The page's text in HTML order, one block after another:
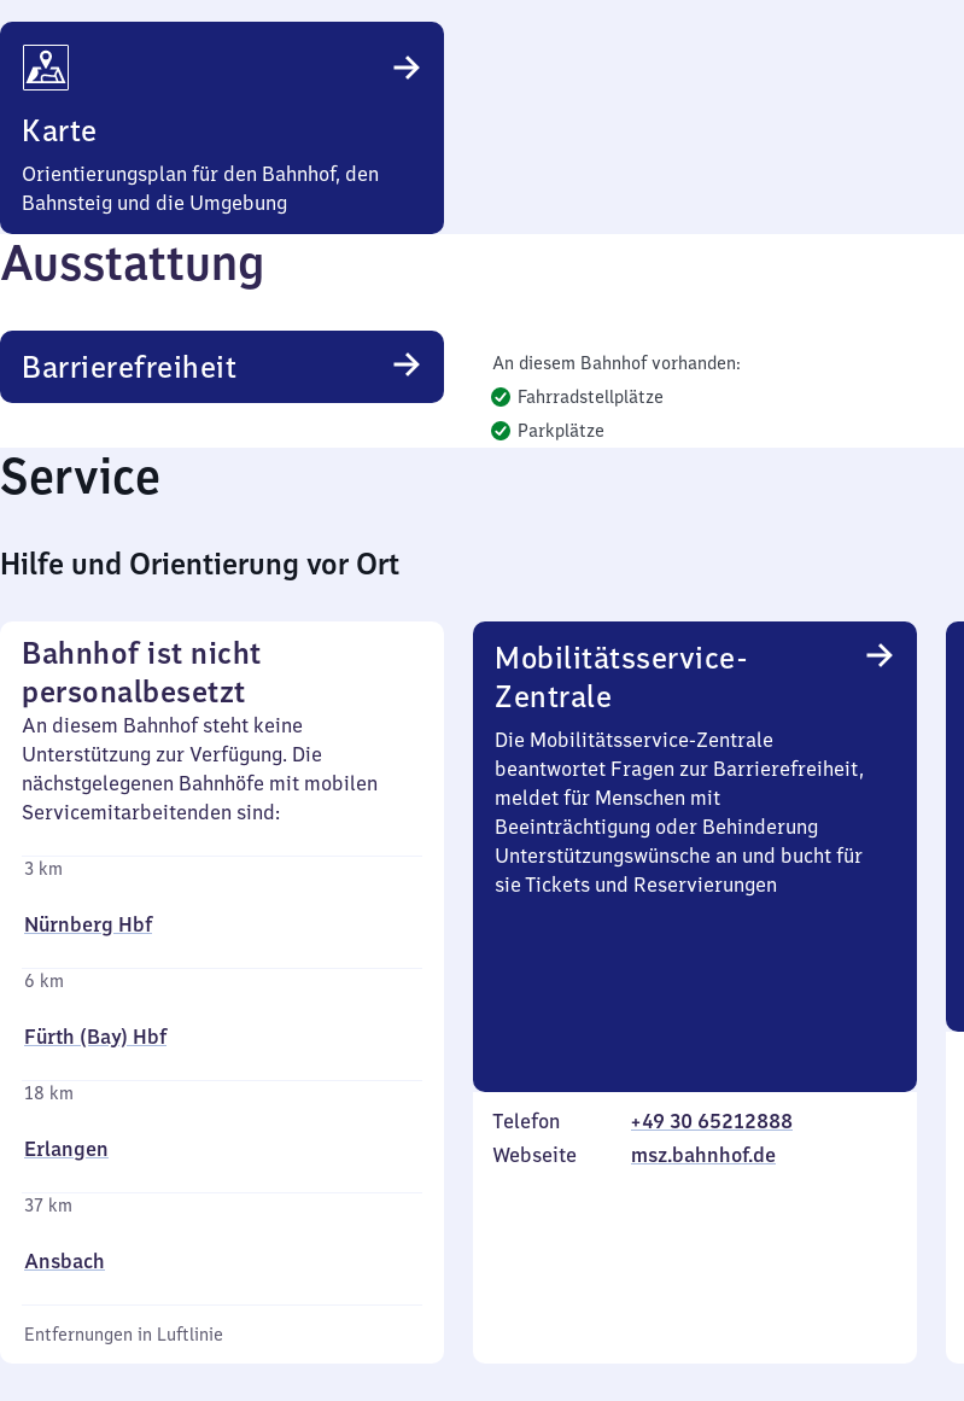
Karte
Orientierungsplan für den Bahnhof, den
Bahnsteig und die Umgebung
Ausstattung
Barrierefreiheit
An diesem Bahnhof vorhanden:
Fahrradstellplätze
Parkplätze
Service
Hilfe und Orientierung vor Ort
Bahnhof ist nicht
personalbesetzt
An diesem Bahnhof steht keine
Unterstützung zur Verfügung. Die
nächstgelegenen Bahnhöfe mit mobilen
Servicemitarbeitenden sind:
3 km
Nürnberg Hbf
6 km
Fürth (Bay) Hbf
18 km
Erlangen
37 km
Ansbach
Entfernungen in Luftlinie
Mobilitätsservice-
Zentrale
Die Mobilitätsservice-Zentrale
beantwortet Fragen zur Barrierefreiheit,
meldet für Menschen mit
Beeinträchtigung oder Behinderung
Unterstützungswünsche an und bucht für
sie Tickets und Reservierungen
Telefon
+49 30 65212888
Webseite
msz.bahnhof.de